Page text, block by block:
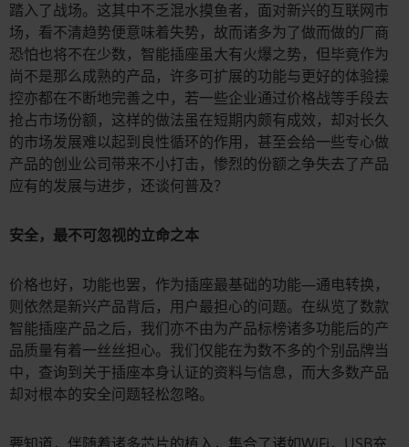
踏入了战场。这其中不乏混水摸鱼者，面对新兴的互联网市
场，看不清趋势便意味着失势，故而诸多为了做而做的厂商
恐怕也将不在少数，智能插座虽大有火爆之势，但毕竟作为
尚不是那么成熟的产品，许多可扩展的功能与更好的体验操
控亦都在不断地完善之中，若一些企业通过价格战等手段去
抢占市场份额，这样的做法虽在短期内颇有成效，却对长久
的市场发展难以起到良性循环的作用，甚至会给一些专心做
产品的创业公司带来不小打击，惨烈的份额之争失去了产品
应有的发展与进步，还谈何普及？
安全，最不可忽视的立命之本
价格也好，功能也罢，作为插座最基础的功能—通电转换，
则依然是新兴产品背后，用户最担心的问题。在纵览了数款
智能插座产品之后，我们亦不由为产品标榜诸多功能后的产
品质量有着一丝丝担心。我们仅能在为数不多的个别品牌当
中，查询到关于插座本身认证的资料与信息，而大多数产品
却对根本的安全问题轻松忽略。